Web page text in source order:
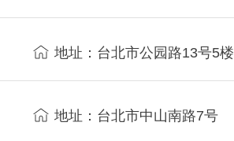
地址：台北市公园路13号5楼
地址：台北市中山南路7号